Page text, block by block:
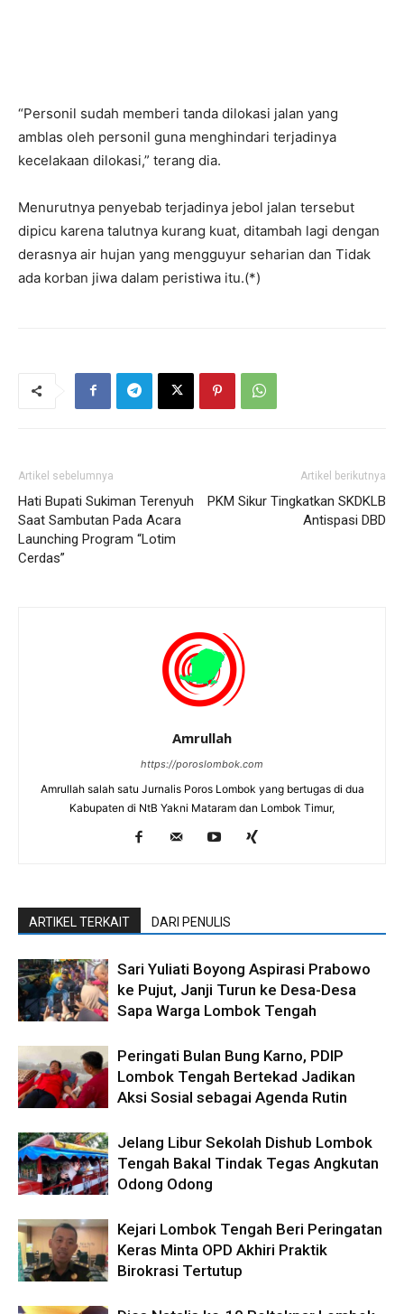
“Personil sudah memberi tanda dilokasi jalan yang
amblas oleh personil guna menghindari terjadinya
kecelakaan dilokasi,” terang dia.
Menurutnya penyebab terjadinya jebol jalan tersebut
dipicu karena talutnya kurang kuat, ditambah lagi dengan
derasnya air hujan yang mengguyur seharian dan Tidak
ada korban jiwa dalam peristiwa itu.(*)
Artikel sebelumnya
Hati Bupati Sukiman Terenyuh
Saat Sambutan Pada Acara
Launching Program “Lotim
Cerdas”
Artikel berikutnya
PKM Sikur Tingkatkan SKDKLB
Antispasi DBD
Amrullah
https://poroslombok.com
Amrullah salah satu Jurnalis Poros Lombok yang bertugas di dua
Kabupaten di NtB Yakni Mataram dan Lombok Timur,
ARTIKEL TERKAIT DARI PENULIS
Sari Yuliati Boyong Aspirasi Prabowo
ke Pujut, Janji Turun ke Desa-Desa
Sapa Warga Lombok Tengah
Peringati Bulan Bung Karno, PDIP
Lombok Tengah Bertekad Jadikan
Aksi Sosial sebagai Agenda Rutin
Jelang Libur Sekolah Dishub Lombok
Tengah Bakal Tindak Tegas Angkutan
Odong Odong
Kejari Lombok Tengah Beri Peringatan
Keras Minta OPD Akhiri Praktik
Birokrasi Tertutup